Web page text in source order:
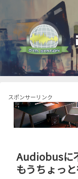
スポンサーリンク
Audiobusに
もうちょっと